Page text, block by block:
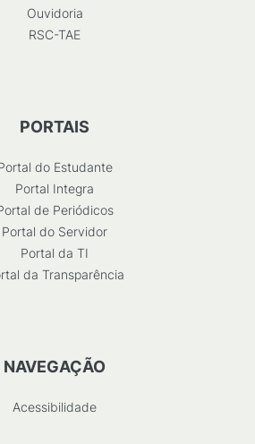
Ouvidoria
RSC-TAE
PORTAIS
do Estudante
Portal Integra
de Periódicos
Portal do Servidor
Portal da TI
da Transparência
NAVEGAÇÃO
Acessibilidade